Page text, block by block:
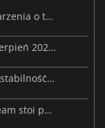
Wyciek ceny Steam Frame przekreśla marzenia o tanim zestawie VR
Premiery gier wideo w tym tygodniu – sierpień 2026 r. (32. tydzień)
Nowa aktualizacja w Palworld poprawia stabilność Sunreach i walk z bossami
Projekt Helix znów w grze, przyszłość Steam stoi pod znakiem zapytania